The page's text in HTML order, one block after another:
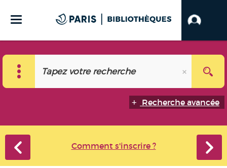
Recherche avancée
Comment s'inscrire ?